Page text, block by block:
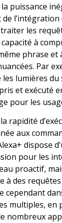
puissance
l’intégration
les
à
phrase et
Par
lumières du
et exécuté
pour les
rapidité
aux
dispose
pour les
proactif,
à des
cependant
multiples, en
nombreux